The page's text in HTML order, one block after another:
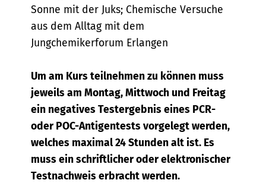
Sonne mit der Juks; Chemische Versuche
aus dem Alltag mit dem
Jungchemikerforum Erlangen
Um am Kurs teilnehmen zu können muss
jeweils am Montag, Mittwoch und Freitag
ein negatives Testergebnis eines PCR-
oder POC-Antigentests vorgelegt werden,
welches maximal 24 Stunden alt ist. Es
muss ein schriftlicher oder elektronischer
Testnachweis erbracht werden.